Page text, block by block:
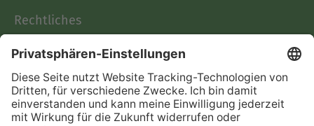
Rechtliches
AGB
Informationen nach Data
Act
Verträge hier kündigen